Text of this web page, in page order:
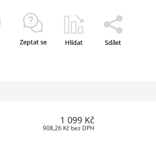
Zeptat se Hlídat Sdílet
1 099 Kč
908,26 Kč bez DPH